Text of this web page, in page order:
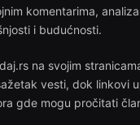
komentarima,
i budućnosti.
na svojim
vesti, dok linkovi
gde mogu pročitati